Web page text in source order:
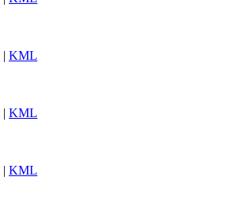
| KML
| KML
| KML